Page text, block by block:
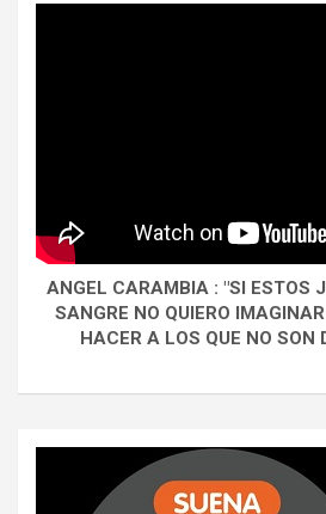
ANGEL CARAMBIA : "SI ESTOS
SANGRE NO QUIERO
HACER A LOS QUE NO SON